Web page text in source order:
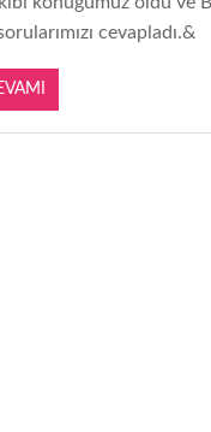
cevapladı.&